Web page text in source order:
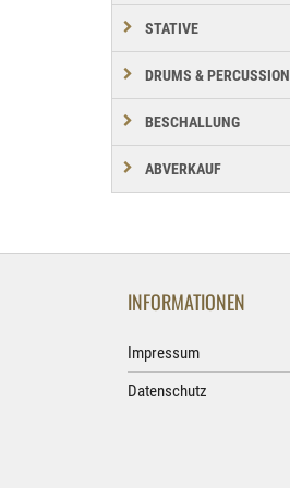
STATIVE
DRUMS & PERCUSSION
BESCHALLUNG
ABVERKAUF
INFORMATIONEN
Impressum
Datenschutz